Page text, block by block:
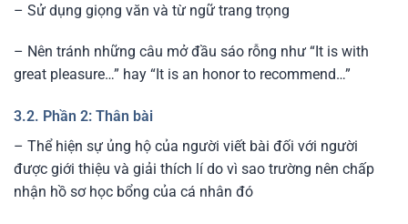
– Sử dụng giọng văn và từ ngữ trang trọng
– Nên tránh những câu mở đầu sáo rỗng như “It is with
great pleasure…” hay “It is an honor to recommend…”
3.2. Phần 2: Thân bài
– Thể hiện sự ủng hộ của người viết bài đối với người
được giới thiệu và giải thích lí do vì sao trường nên chấp
nhận hồ sơ học bổng của cá nhân đó